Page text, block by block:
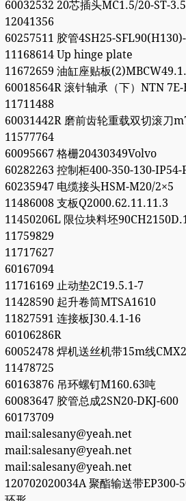
60032532 20芯插头MC1.5/20-ST-
12041356
60257511 胶管4SH25-
11168614 Up hinge plate
11672659 油缸座贴板
60018564R 滚针轴承（下）NTN
11711488
60031442R 磨前齿轮重载双切滚刀
11577764
60095667 格栅20430349Volvo
60282263 控制柜400-350-130-IP54-
60235947 电缆接头HSM-M20/2×5
11486008 支板Q2000.62.11.11.3
11450206L 限位块料坯
11759829
11717627
60167094
11716169 止动垫2C19.5.1-7
11428590 起升卷筒MTSA1610
11827591 连接板J30.4.1-16
60106286R
60052478 焊机送丝机带15m线
11478725
60163876 吊环螺钉M160.63吨
60083647 胶管总成2SN20-DKJ-600
60173709
mail:salesany@yeah.net
mail:salesany@yeah.net
mail:salesany@yeah.net
120702020034A 聚酯输送带EP300-